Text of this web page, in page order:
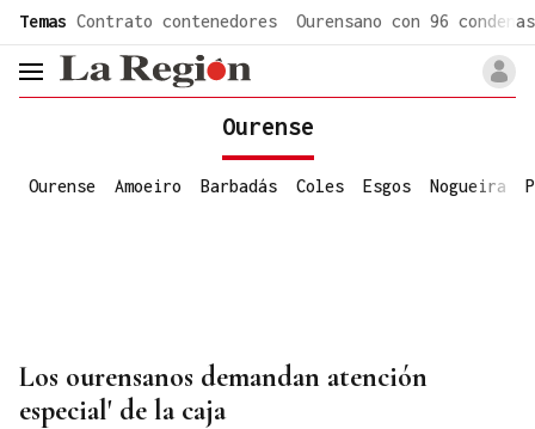
Temas Contrato contenedores Ourensano con 96 condenas
header.menu.open
Ourense
Ourense Amoeiro Barbadás Coles Esgos Nogueira
Los ourensanos demandan atención
especial' de la caja